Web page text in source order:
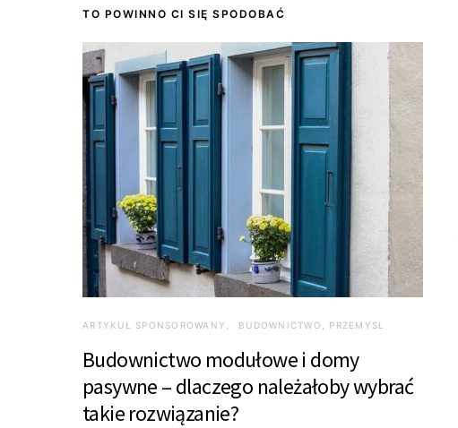
TO POWINNO CI SIĘ SPODOBAĆ
ARTYKUŁ SPONSOROWANY BUDOWNICTWO, PRZEMYSŁ
Budownictwo modułowe i domy
pasywne – dlaczego należałoby wybrać
takie rozwiązanie?